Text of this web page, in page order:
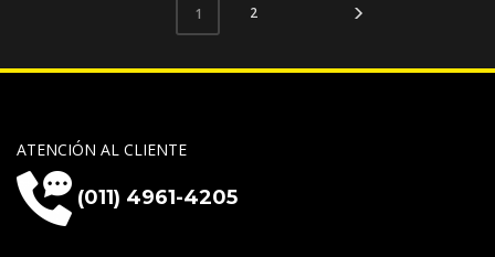
1 2
ATENCIÓN AL CLIENTE
(011) 4961-4205